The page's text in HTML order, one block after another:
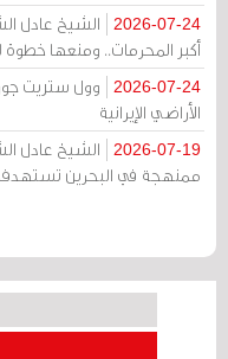
2026-07-24
الشيخ عادل
أكبر المحرمات.. ومنعها
2026-07-24
وول ستريت
الأراضي الإيرانية
2026-07-19
الشيخ عادل
ممنهجة في البحرين